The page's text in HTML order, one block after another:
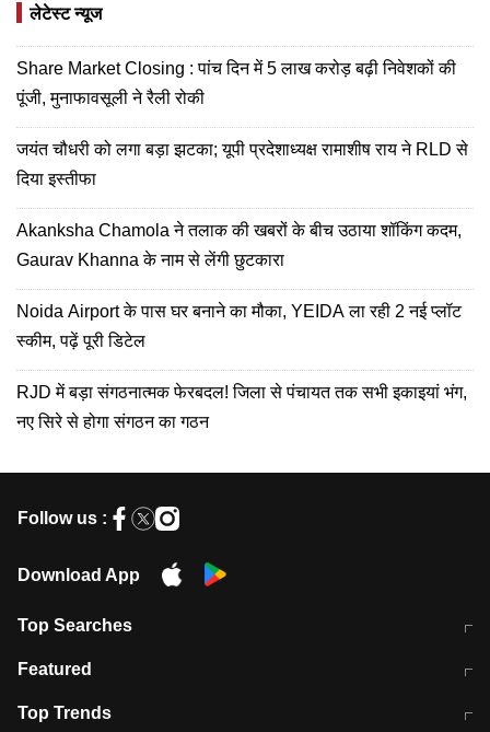
लेटेस्ट न्यूज
Share Market Closing : पांच दिन में 5 लाख करोड़ बढ़ी निवेशकों की
पूंजी, मुनाफावसूली ने रैली रोकी
जयंत चौधरी को लगा बड़ा झटका; यूपी प्रदेशाध्यक्ष रामाशीष राय ने RLD से
दिया इस्तीफा
Akanksha Chamola ने तलाक की खबरों के बीच उठाया शॉकिंग कदम,
Gaurav Khanna के नाम से लेंगी छुटकारा
Noida Airport के पास घर बनाने का मौका, YEIDA ला रही 2 नई प्लॉट
स्कीम, पढ़ें पूरी डिटेल
RJD में बड़ा संगठनात्मक फेरबदल! जिला से पंचायत तक सभी इकाइयां भंग,
नए सिरे से होगा संगठन का गठन
Follow us :
Download App
Top Searches
मुंबई में लगे 'जेन जी' के पोस्टर, लिखा- 'मैं
Featured
10 अगस्त को विधानसभा का घेराव करेंगे
Top Trends